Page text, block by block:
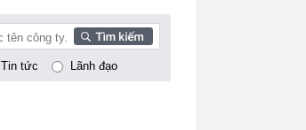
Tin tức Lãnh đạo